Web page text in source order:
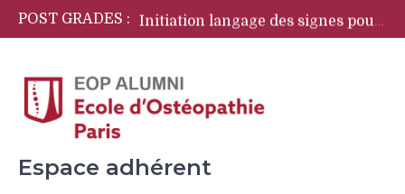
POST GRADES :
OPYA Programme de formations périnatales
Espace adhérent